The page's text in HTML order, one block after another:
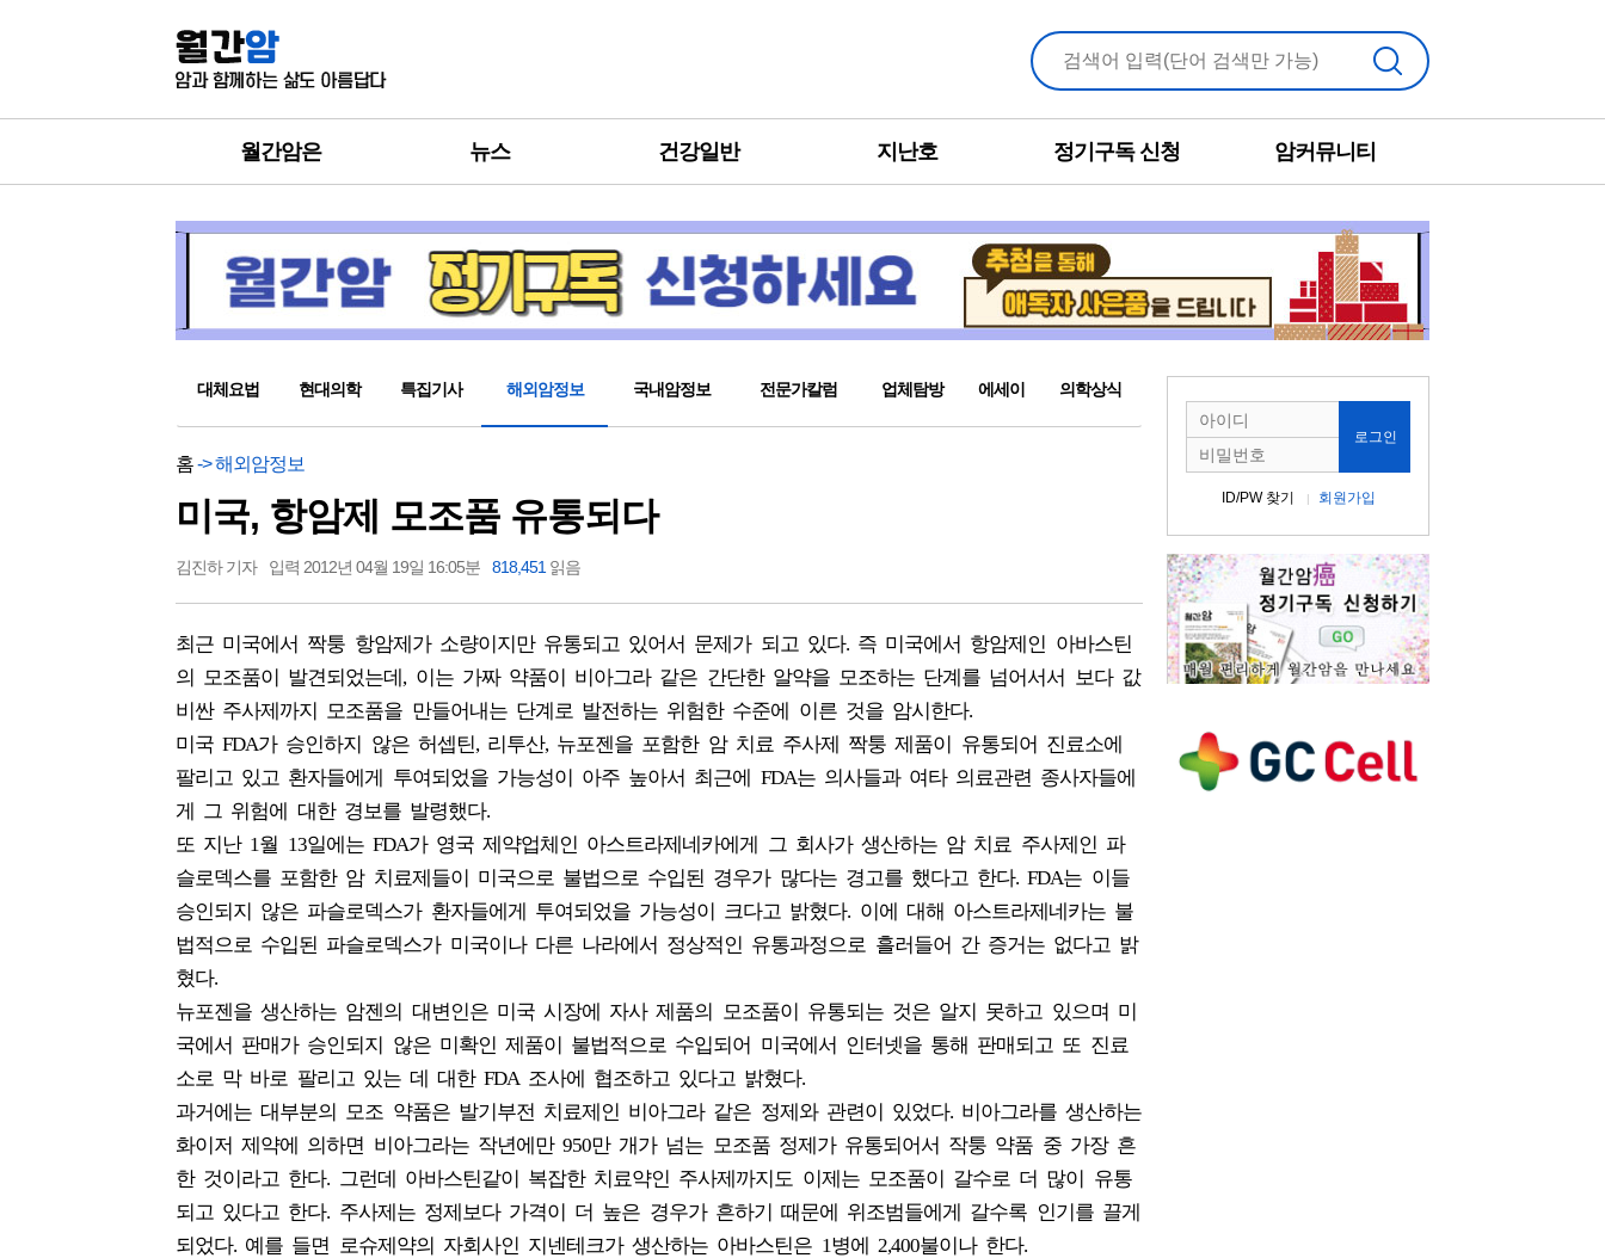
검색
월간암은 뉴스 건강일반 지난호 정기구독 신청 암커뮤니티
대체요법 현대의학 특집기사 해외암정보 국내암정보 전문가칼럼 업체탐방 에세이 의학상식
홈-> 해외암정보
미국, 항암제 모조품 유통되다
김진하 기자 입력 2012년 04월 19일 16:05분 818,451 읽음
최근 미국에서 짝퉁 항암제가 소량이지만 유통되고 있어서 문제가 되고 있다. 즉 미국에서 항암제인 아바스틴
의 모조품이 발견되었는데, 이는 가짜 약품이 비아그라 같은 간단한 알약을 모조하는 단계를 넘어서서 보다 값
비싼 주사제까지 모조품을 만들어내는 단계로 발전하는 위험한 수준에 이른 것을 암시한다.
미국 FDA가 승인하지 않은 허셉틴, 리투산, 뉴포젠을 포함한 암 치료 주사제 짝퉁 제품이 유통되어 진료소에
팔리고 있고 환자들에게 투여되었을 가능성이 아주 높아서 최근에 FDA는 의사들과 여타 의료관련 종사자들에
게 그 위험에 대한 경보를 발령했다.
또 지난 1월 13일에는 FDA가 영국 제약업체인 아스트라제네카에게 그 회사가 생산하는 암 치료 주사제인 파
슬로덱스를 포함한 암 치료제들이 미국으로 불법으로 수입된 경우가 많다는 경고를 했다고 한다. FDA는 이들
승인되지 않은 파슬로덱스가 환자들에게 투여되었을 가능성이 크다고 밝혔다. 이에 대해 아스트라제네카는 불
법적으로 수입된 파슬로덱스가 미국이나 다른 나라에서 정상적인 유통과정으로 흘러들어 간 증거는 없다고 밝
혔다.
뉴포젠을 생산하는 암젠의 대변인은 미국 시장에 자사 제품의 모조품이 유통되는 것은 알지 못하고 있으며 미
국에서 판매가 승인되지 않은 미확인 제품이 불법적으로 수입되어 미국에서 인터넷을 통해 판매되고 또 진료
소로 막 바로 팔리고 있는 데 대한 FDA 조사에 협조하고 있다고 밝혔다.
과거에는 대부분의 모조 약품은 발기부전 치료제인 비아그라 같은 정제와 관련이 있었다. 비아그라를 생산하는
화이저 제약에 의하면 비아그라는 작년에만 950만 개가 넘는 모조품 정제가 유통되어서 작퉁 약품 중 가장 흔
한 것이라고 한다. 그런데 아바스틴같이 복잡한 치료약인 주사제까지도 이제는 모조품이 갈수로 더 많이 유통
되고 있다고 한다. 주사제는 정제보다 가격이 더 높은 경우가 흔하기 때문에 위조범들에게 갈수록 인기를 끌게
되었다. 예를 들면 로슈제약의 자회사인 지넨테크가 생산하는 아바스틴은 1병에 2,400불이나 한다.
로그인
ID/PW 찾기 회원가입